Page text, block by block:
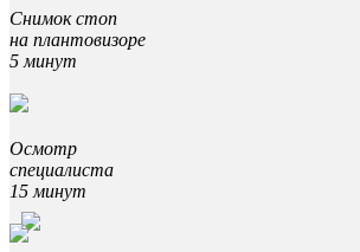
Снимок стоп
на плантовизоре
5 минут
Осмотр
специалиста
15 минут